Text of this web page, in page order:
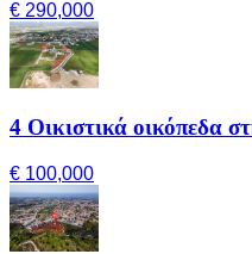
€ 290,000
4 Οικιστικά οικόπεδα
€ 100,000